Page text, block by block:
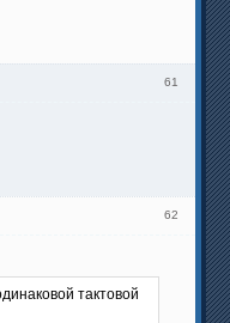
61
62
тактовой